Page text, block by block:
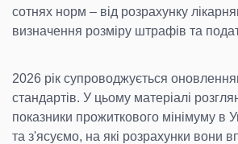
сотнях норм – від розрахунку
визначення розміру штрафів та
2026 рік супроводжується
стандартів. У цьому матеріалі
показники прожиткового мінімуму в
та з'ясуємо, на які розрахунки вони